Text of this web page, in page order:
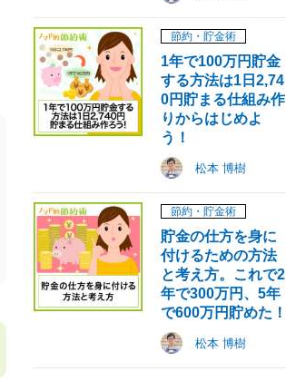
節約・貯金術
1年で100万円貯金
する方法は1日2,74
0円貯まる仕組み作
りからはじめよ
う！
松本 博樹
節約・貯金術
貯金の仕方を身に
付けるための方法
と考え方。これで2
年で300万円、5年
で600万円貯めた！
松本 博樹